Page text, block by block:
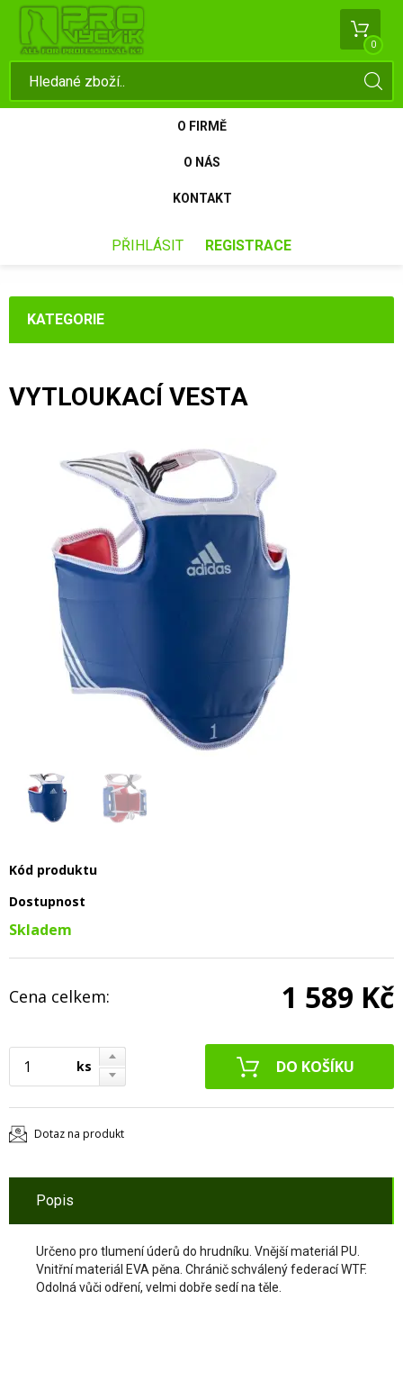
0
O FIRMĚ
O NÁS
KONTAKT
PŘIHLÁSIT REGISTRACE
KATEGORIE
VYTLOUKACÍ VESTA
Kód produktu
Dostupnost
Skladem
Cena celkem: 1 589 Kč
ks
Dotaz na produkt
Popis
Určeno pro tlumení úderů do hrudníku. Vnější materiál PU.
Vnitřní materiál EVA pěna. Chránič schválený federací WTF.
Odolná vůči odření, velmi dobře sedí na těle.